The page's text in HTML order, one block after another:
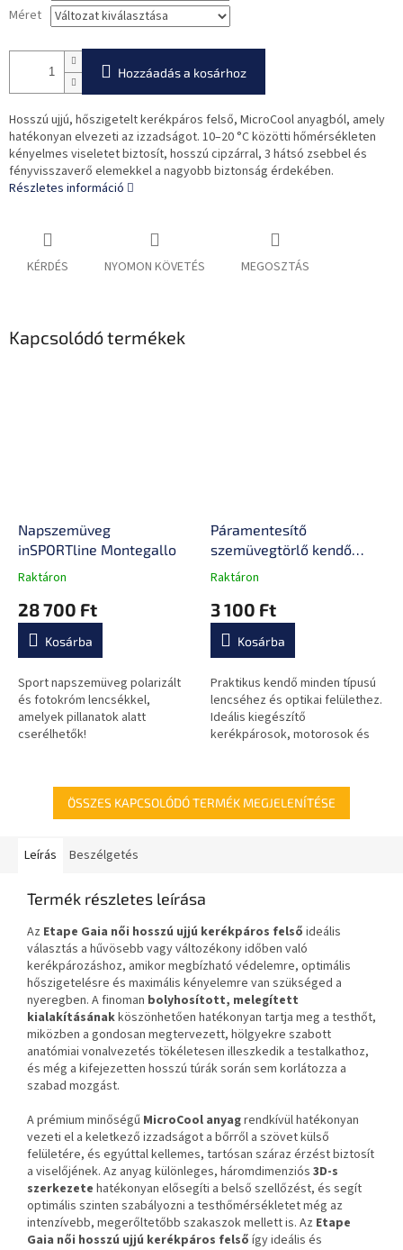
Méret
Hozzáadás a kosárhoz
Hosszú ujjú, hőszigetelt kerékpáros felső, MicroCool anyagból, amely
hatékonyan elvezeti az izzadságot. 10–20 °C közötti hőmérsékleten
kényelmes viseletet biztosít, hosszú cipzárral, 3 hátsó zsebbel és
fényvisszaverő elemekkel a nagyobb biztonság érdekében.
Részletes információ
KÉRDÉS NYOMON KÖVETÉS MEGOSZTÁS
Kapcsolódó termékek
Napszemüveg
inSPORTline Montegallo
A
átlagos
értékelése
0,0
csillag.
Raktáron
28 700 Ft
Kosárba
Sport napszemüveg polarizált
és fotokróm lencsékkel,
amelyek pillanatok alatt
cserélhetők!
Páramentesítő
szemüvegtörlő kendő
inSPORTline Streep,
48 órás hatás, 15 x 17 cm
A
átlagos
értékelése
0,0
csillag.
Raktáron
3 100 Ft
Kosárba
Praktikus kendő minden típusú
lencséhez és optikai felülethez.
Ideális kiegészítő
kerékpárosok, motorosok és
ÖSSZES KAPCSOLÓDÓ TERMÉK MEGJELENÍTÉSE
Leírás Beszélgetés
Termék részletes leírása
Az Etape Gaia női hosszú ujjú kerékpáros felső ideális
választás a hűvösebb vagy változékony időben való
kerékpározáshoz, amikor megbízható védelemre, optimális
hőszigetelésre és maximális kényelemre van szükséged a
nyeregben. A finoman bolyhosított, melegített
kialakításánakköszönhetően hatékonyan tartja meg a testhőt,
miközben a gondosan megtervezett, hölgyekre szabott
anatómiai vonalvezetés tökéletesen illeszkedik a testalkathoz,
és még a kifejezetten hosszú túrák során sem korlátozza a
szabad mozgást.
A prémium minőségű MicroCool anyagrendkívül hatékonyan
vezeti el a keletkező izzadságot a bőrről a szövet külső
felületére, és egyúttal kellemes, tartósan száraz érzést biztosít
a viselőjének. Az anyag különleges, háromdimenziós 3D-s
szerkezete hatékonyan elősegíti a belső szellőzést, és segít
optimális szinten szabályozni a testhőmérsékletet még az
intenzívebb, megerőltetőbb szakaszok mellett is. Az Etape
Gaia női hosszú ujjú kerékpáros felső így ideális és